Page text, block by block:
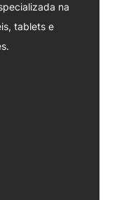
na
tablets e